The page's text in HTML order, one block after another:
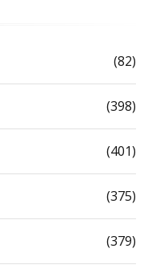
(82)
(398)
(401)
(375)
(379)